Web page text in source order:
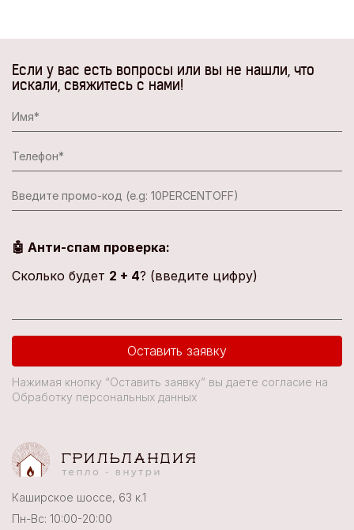
Если у вас есть вопросы или вы не нашли, что
искали, свяжитесь с нами!
🤖 Анти-спам проверка:
Сколько будет 2 + 4? (введите цифру)
Оставить заявку
Нажимая кнопку “Оставить заявку” вы даете согласие на
Обработку персональных данных
Каширское шоссе, 63 к.1
Пн-Вс: 10:00-20:00